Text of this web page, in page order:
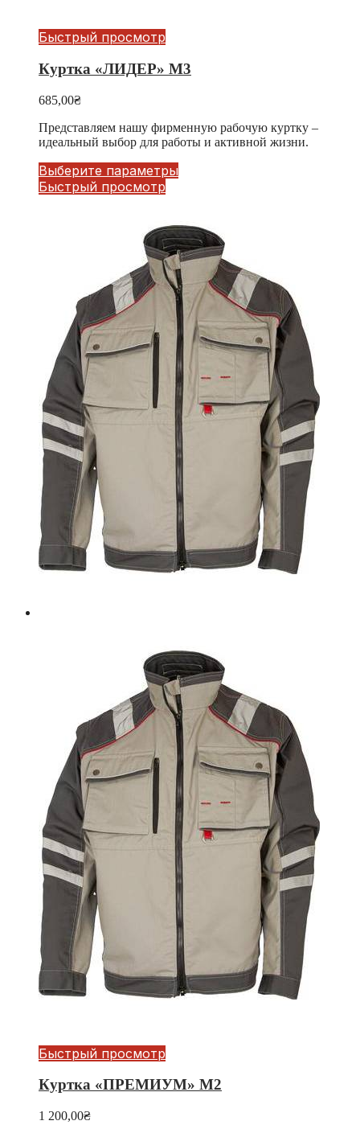
Быстрый просмотр
Куртка «ЛИДЕР» М3
685,00₴
Представляем нашу фирменную рабочую куртку –
идеальный выбор для работы и активной жизни.
Выберите параметры
Быстрый просмотр
Быстрый просмотр
Куртка «ПРЕМИУМ» М2
1 200,00₴